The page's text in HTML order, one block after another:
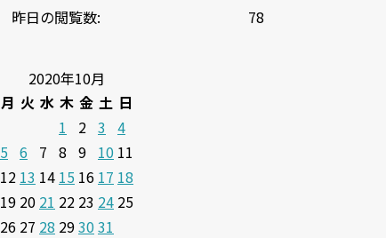
78
昨日の閲覧数:
2020年10月
月 火 水 木 金 土 日
1
2 3 4
5 6 7 8 9 10 11
12 13 14 15 16 17 18
19 20 21 22 23 24 25
26 27 28 293031